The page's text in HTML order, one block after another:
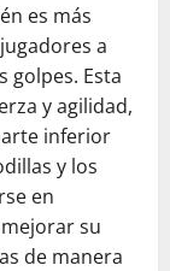
es más
a
golpes. Esta
y agilidad,
inferior
y los
en
su
de manera